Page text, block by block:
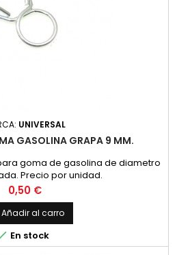
UNIVERSAL
GASOLINA GRAPA 9 MM.
goma de gasolina de diametro
Precio por unidad.
Precio
0,50 €
Añadir al carro
En stock